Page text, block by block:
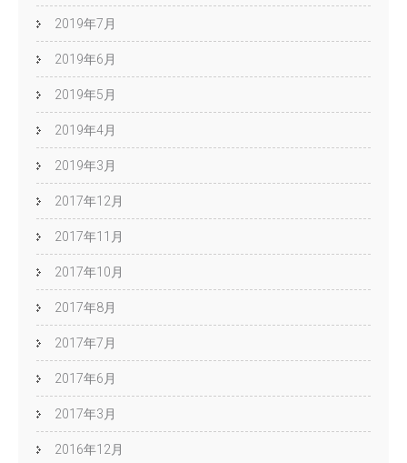
2019年7月
2019年6月
2019年5月
2019年4月
2019年3月
2017年12月
2017年11月
2017年10月
2017年8月
2017年7月
2017年6月
2017年3月
2016年12月